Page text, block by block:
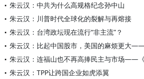
朱云汉：中共为什么高规格纪念孙中山
朱云汉：川普时代全球化的裂解与再熔接
朱云汉：台湾政坛现在流行“非主流”？
朱云汉：TPP让跨国企业如虎添翼